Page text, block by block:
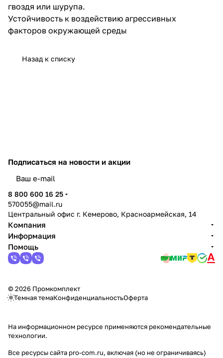
гвоздя или шурупа.
Устойчивость к воздействию агрессивных
факторов окружающей среды
Назад к списку
Подписаться на новости и акции
8 800 600 16 25
570055@mail.ru
Центральный офис г. Кемерово, Красноармейская, 14
Компания
Информация
Помощь
© 2026 Промкомплект
Темная темаКонфиденциальностьОферта
На информационном ресурсе применяются рекомендательные
технологии.
Все ресурсы сайта pro-com.ru, включая (но не ограничиваясь)